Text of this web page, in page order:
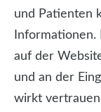
und Patienten
auf der
und an der
wirkt